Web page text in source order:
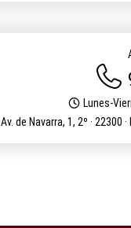
Lunes-
Av. de Navarra, 1, 2º · 22300